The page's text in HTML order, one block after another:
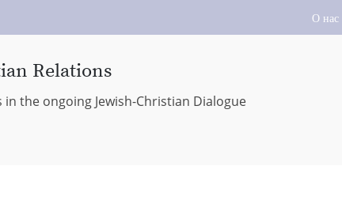
О нас
Relations
in the ongoing Jewish-Christian Dialogue